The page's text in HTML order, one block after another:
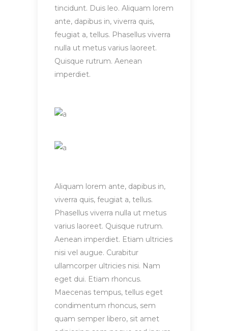
tincidunt. Duis leo. Aliquam lorem
ante, dapibus in, viverra quis,
feugiat a, tellus. Phasellus viverra
nulla ut metus varius laoreet.
Quisque rutrum. Aenean
imperdiet.
Aliquam lorem ante, dapibus in,
viverra quis, feugiat a, tellus.
Phasellus viverra nulla ut metus
varius laoreet. Quisque rutrum.
Aenean imperdiet. Etiam ultricies
nisi vel augue. Curabitur
ullamcorper ultricies nisi. Nam
eget dui. Etiam rhoncus.
Maecenas tempus, tellus eget
condimentum rhoncus, sem
quam semper libero, sit amet